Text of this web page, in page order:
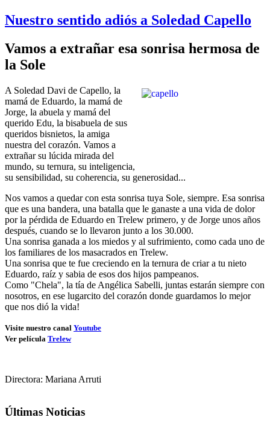
Nuestro sentido adiós a Soledad Capello
Vamos a extrañar esa sonrisa hermosa de
la Sole
A Soledad Davi de Capello, la
mamá de Eduardo, la mamá de
Jorge, la abuela y mamá del
querido Edu, la bisabuela de sus
queridos bisnietos, la amiga
nuestra del corazón. Vamos a
extrañar su lúcida mirada del
mundo, su ternura, su inteligencia,
su sensibilidad, su coherencia, su generosidad...
Nos vamos a quedar con esta sonrisa tuya Sole, siempre. Esa sonrisa
que es una bandera, una batalla que le ganaste a una vida de dolor
por la pérdida de Eduardo en Trelew primero, y de Jorge unos años
después, cuando se lo llevaron junto a los 30.000.
Una sonrisa ganada a los miedos y al sufrimiento, como cada uno de
los familiares de los masacrados en Trelew.
Una sonrisa que te fue creciendo en la ternura de criar a tu nieto
Eduardo, raíz y sabia de esos dos hijos pampeanos.
Como "Chela", la tía de Angélica Sabelli, juntas estarán siempre con
nosotros, en ese lugarcito del corazón donde guardamos lo mejor
que nos dió la vida!
Visite nuestro canal Youtube
Ver película Trelew
Directora: Mariana Arruti
Últimas Noticias